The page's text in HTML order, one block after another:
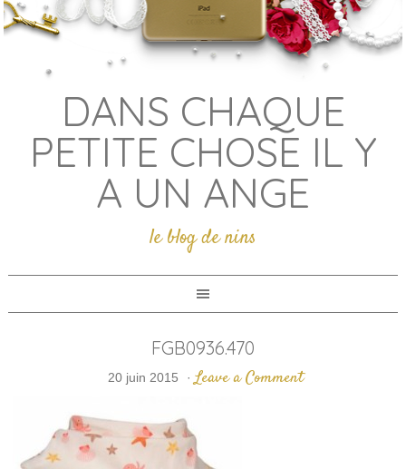
DANS CHAQUE
PETITE CHOSE IL Y
A UN ANGE
le blog de nins
FGB0936.470
20 juin 2015 · Leave a Comment